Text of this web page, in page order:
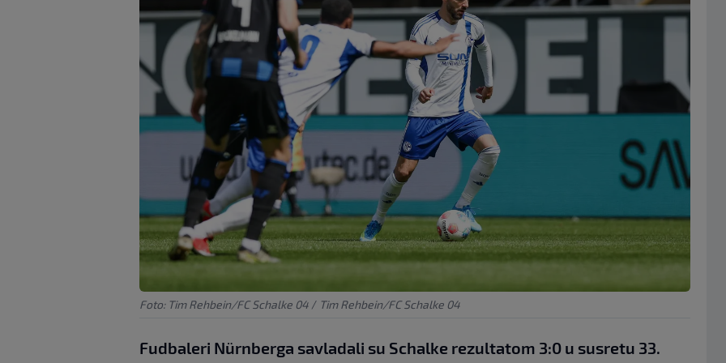
Foto: Tim Rehbein/FC Schalke 04 / Tim Rehbein/FC Schalke 04
Fudbaleri Nürnberga savladali su Schalke rezultatom 3:0 u susretu 33.